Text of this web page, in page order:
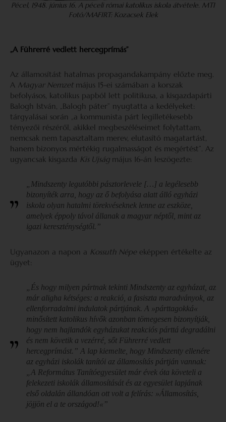
Pécel, 1948. június 16. A péceli római katolikus iskola átvétele. MTI
Fotó/MAFIRT: Kozacsek Elek
„A Führerré vedlett hercegprímás”
Az államosítást hatalmas propagandakampány előzte meg.
A Magyar Nemzet május 15-ei számában a korszak
befolyásos, katolikus papból lett politikusa, a kisgazdapárti
Balogh István, „Balogh páter” nyugtatta a kedélyeket:
tárgyalásai során „a kommunista párt legilletékesebb
tényezői részéről, akikkel megbeszéléseimet folytattam,
nemcsak nem tapasztaltam merev, elutasító magatartást,
hanem bizonyos mértékig rugalmasságot és megértést”. Az
ugyancsak kisgazda Kis Ujság május 16-án leszögezte:
„Mindszenty legutóbbi pásztorlevele […] a legélesebb
bizonyíték arra, hogy az ő befolyása alatt álló egyházi
iskola olyan hatalmi törekvéseknek lenne az eszköze,
amelyek éppoly távol állanak a magyar néptől, mint az
igazi kereszténységtől.”
Ugyanazon a napon a Kossuth Népeeképpen értékelte az
ügyet:
„És hogy milyen pártnak tekinti Mindszenty az egyházat, az
már aligha kétséges: a reakció, a fasiszta maradványok, az
ellenforradalmi indulatok pártjának. A »párttagokká«
minősített katolikus hívők azonban tömegesen bizonyítják,
hogy nem hajlandók egyházukat reakciós párttá degradálni
és nem követik a vezérré, sőt Führerré vedlett
hercegprímást.” A lap kiemelte, hogy Mindszenty ellenére
az egyházi iskolák tanítói az államosítás pártján vannak:
„A Református Tanítóegyesület már évek óta követeli a
felekezeti iskolák államosítását és az egyesület lapjának
első oldalán állandóan ott volt a felírás: »Államosítás,
jöjjön el a te országod!«”